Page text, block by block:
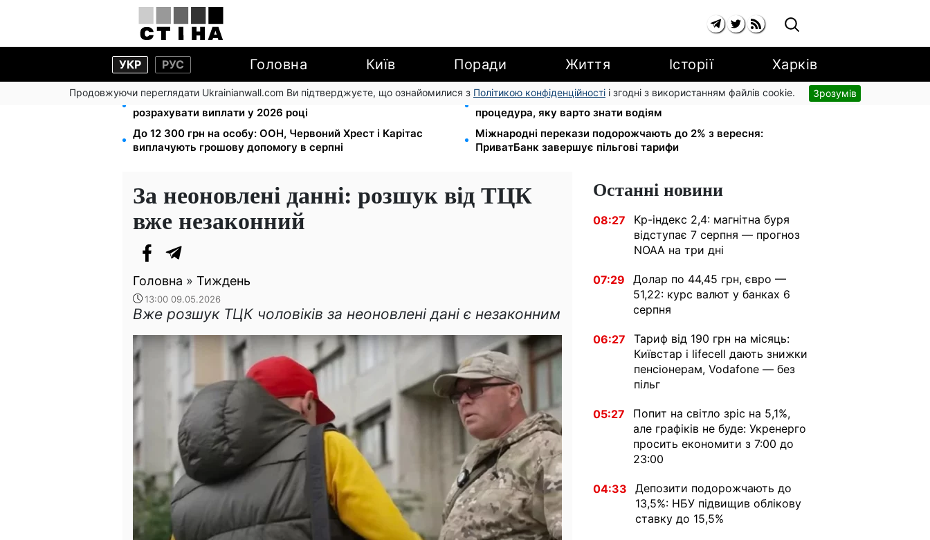
УКР РУС Головна Київ Поради Життя Історії Харків
Продовжуючи переглядати Ukrainianwall.com Ви підтверджуєте, що ознайомилися з Політикою конфіденційності і згодні з використанням файлів cookie. Зрозумів
Зарплата 30 000 грн — пенсія 11 500 грн: ПФУ пояснив, як
розрахувати виплати у 2026 році
Права із Саудівської Аравії обміняли на українські:
процедура, яку варто знати водіям
До 12 300 грн на особу: ООН, Червоний Хрест і Карітас
виплачують грошову допомогу в серпні
Міжнародні перекази подорожчають до 2% з вересня:
ПриватБанк завершує пільгові тарифи
За неоновлені данні: розшук від ТЦК
вже незаконний
Головна » Тиждень
13:00 09.05.2026
Вже розшук ТЦК чоловіків за неоновлені дані є незаконним
Останні новини
08:27
Kp-індекс 2,4: магнітна буря
відступає 7 серпня — прогноз
NOAA на три дні
07:29
Долар по 44,45 грн, євро —
51,22: курс валют у банках 6
серпня
06:27
Тариф від 190 грн на місяць:
Київстар і lifecell дають знижки
пенсіонерам, Vodafone — без
пільг
05:27
Попит на світло зріс на 5,1%,
але графіків не буде: Укренерго
просить економити з 7:00 до
23:00
04:33
Депозити подорожчають до
13,5%: НБУ підвищив облікову
ставку до 15,5%